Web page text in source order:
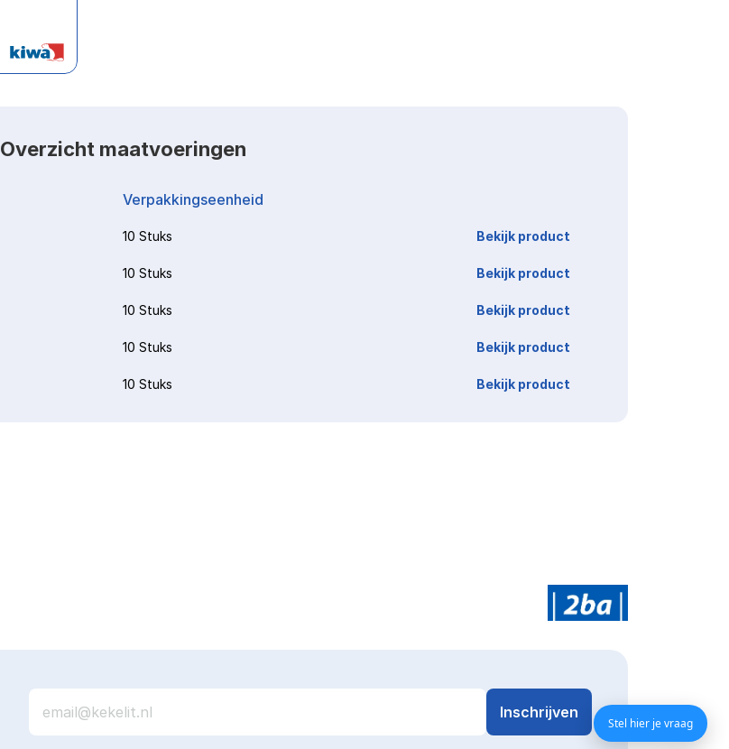
Overzicht maatvoeringen
Verpakkingseenheid
10 Stuks Bekijk product
10 Stuks Bekijk product
10 Stuks Bekijk product
10 Stuks Bekijk product
10 Stuks Bekijk product
Stel hier je vraag